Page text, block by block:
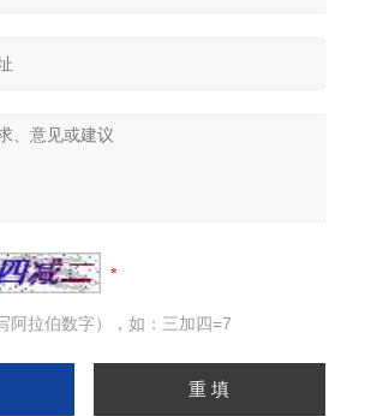
阿拉伯数字），如：三加四=7